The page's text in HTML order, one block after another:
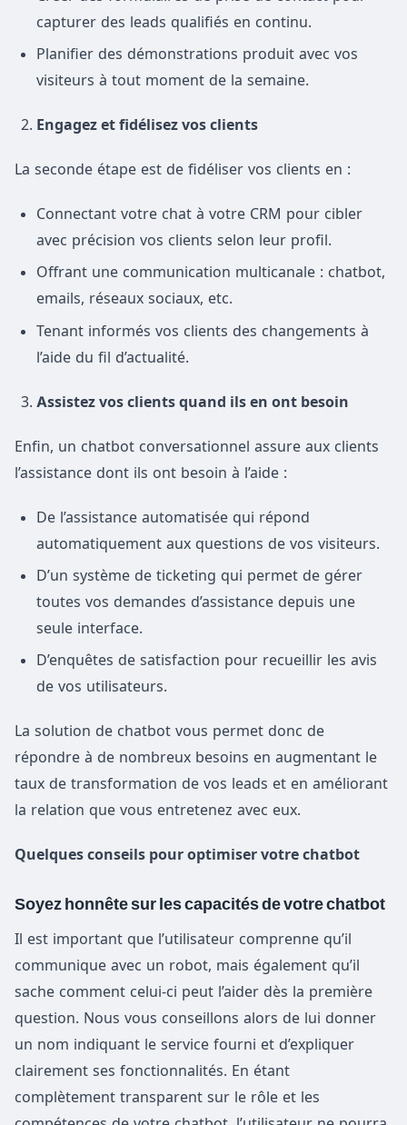
capturer des leads qualifiés en continu.
Planifier des démonstrations produit avec vos
visiteurs à tout moment de la semaine.
Engagez et fidélisez vos clients
La seconde étape est de fidéliser vos clients en :
Connectant votre chat à votre CRM pour cibler
avec précision vos clients selon leur profil.
Offrant une communication multicanale : chatbot,
emails, réseaux sociaux, etc.
Tenant informés vos clients des changements à
l’aide du fil d’actualité.
Assistez vos clients quand ils en ont besoin
Enfin, un chatbot conversationnel assure aux clients
l’assistance dont ils ont besoin à l’aide :
De l’assistance automatisée qui répond
automatiquement aux questions de vos visiteurs.
D’un système de ticketing qui permet de gérer
toutes vos demandes d’assistance depuis une
seule interface.
D’enquêtes de satisfaction pour recueillir les avis
de vos utilisateurs.
La solution de chatbot vous permet donc de
répondre à de nombreux besoins en augmentant le
taux de transformation de vos leads et en améliorant
la relation que vous entretenez avec eux.
Quelques conseils pour optimiser votre chatbot
Soyez honnête sur les capacités de votre chatbot
Il est important que l’utilisateur comprenne qu’il
communique avec un robot, mais également qu’il
sache comment celui-ci peut l’aider dès la première
question. Nous vous conseillons alors de lui donner
un nom indiquant le service fourni et d’expliquer
clairement ses fonctionnalités. En étant
complètement transparent sur le rôle et les